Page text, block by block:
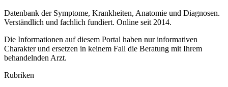
Datenbank der Symptome, Krankheiten, Anatomie und Diagnosen.
Verständlich und fachlich fundiert. Online seit 2014.
Die Informationen auf diesem Portal haben nur informativen
Charakter und ersetzen in keinem Fall die Beratung mit Ihrem
behandelnden Arzt.
Rubriken